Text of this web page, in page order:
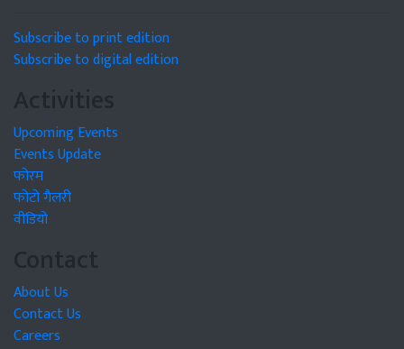
Subscribe to print edition
Subscribe to digital edition
Activities
Upcoming Events
Events Update
फोरम
फोटो गैलरी
वीडियो
Contact
About Us
Contact Us
Careers